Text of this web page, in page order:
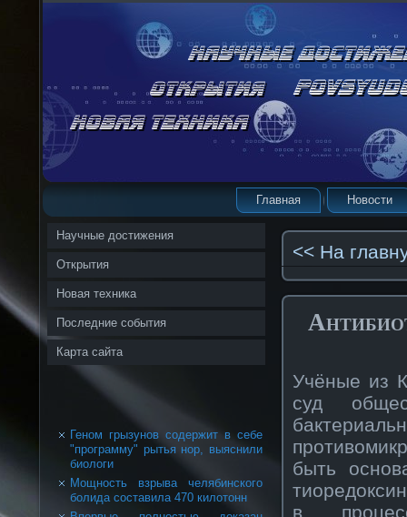
Главная Новости
Научные достижения
Открытия
Новая техника
Последние события
Карта сайта
Геном грызунов содержит в себе
"программу" рытья нор, выяснили
биологи
Мощность взрыва челябинского
болида составила 470 килотонн
<< На
Учёные из
суд
быть
в